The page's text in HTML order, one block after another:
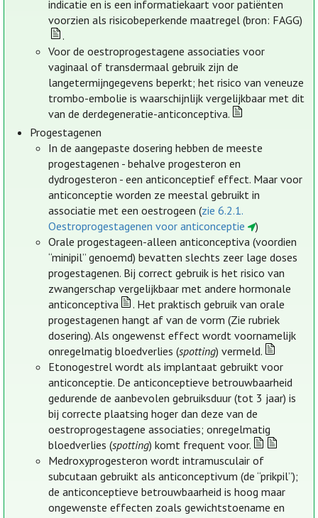
indicatie en is een informatiekaart voor patiënten
voorzien als risicobeperkende maatregel (bron: FAGG)
.
Voor de oestroprogestagene associaties voor
vaginaal of transdermaal gebruik zijn de
langetermijngegevens beperkt; het risico van veneuze
trombo-embolie is waarschijnlijk vergelijkbaar met dit
van de derdegeneratie-anticonceptiva.
Progestagenen
In de aangepaste dosering hebben de meeste
progestagenen - behalve progesteron en
dydrogesteron - een anticonceptief effect. Maar voor
anticonceptie worden ze meestal gebruikt in
associatie met een oestrogeen (zie 6.2.1.
Oestroprogestagenen voor anticonceptie
)
Orale progestageen-alleen anticonceptiva (voordien
“minipil” genoemd) bevatten slechts zeer lage doses
progestagenen. Bij correct gebruik is het risico van
zwangerschap vergelijkbaar met andere hormonale
anticonceptiva
. Het praktisch gebruik van orale
progestagenen hangt af van de vorm (Zie rubriek
dosering). Als ongewenst effect wordt voornamelijk
onregelmatig bloedverlies (spotting) vermeld.
Etonogestrel wordt als implantaat gebruikt voor
anticonceptie. De anticonceptieve betrouwbaarheid
gedurende de aanbevolen gebruiksduur (tot 3 jaar) is
bij correcte plaatsing hoger dan deze van de
oestroprogestagene associaties; onregelmatig
bloedverlies (spotting) komt frequent voor.
Medroxyprogesteron wordt intramusculair of
subcutaan gebruikt als anticonceptivum (de “prikpil”);
de anticonceptieve betrouwbaarheid is hoog maar
ongewenste effecten zoals gewichtstoename en